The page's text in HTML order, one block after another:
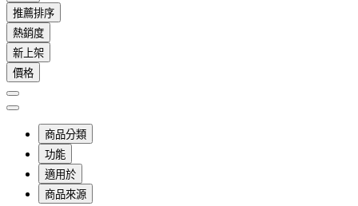
推薦排序
熱銷度
新上架
價格
商品分類
功能
適用於
商品來源